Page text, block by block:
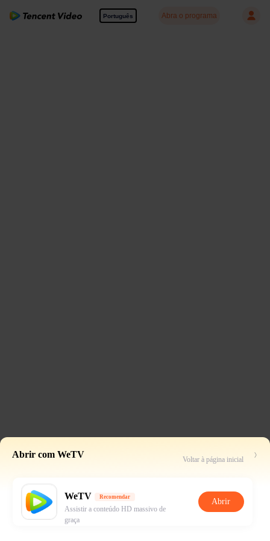
Português Abra o programa
Abrir com WeTV Voltar à página inicial
WeTV Recomendar
Assistir a conteúdo HD massivo de
graça
Abrir